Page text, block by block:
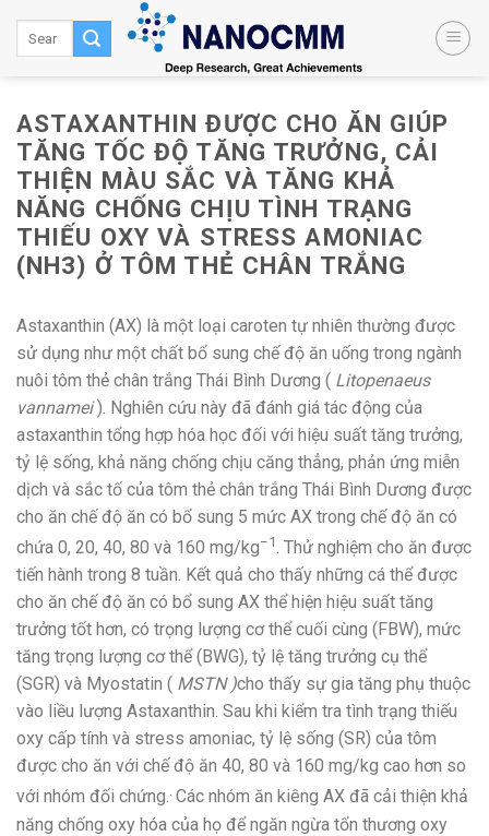
ASTAXANTHIN ĐƯỢC CHO ĂN GIÚP
TĂNG TỐC ĐỘ TĂNG TRƯỞNG, CẢI
THIỆN MÀU SẮC VÀ TĂNG KHẢ
NĂNG CHỐNG CHỊU TÌNH TRẠNG
THIẾU OXY VÀ STRESS AMONIAC
(NH3) Ở TÔM THẺ CHÂN TRẮNG
Astaxanthin (AX) là một loại caroten tự nhiên thường được
sử dụng như một chất bổ sung chế độ ăn uống trong ngành
nuôi tôm thẻ chân trắng Thái Bình Dương ( Litopenaeus
vannamei). Nghiên cứu này đã đánh giá tác động của
astaxanthin tổng hợp hóa học đối với hiệu suất tăng trưởng,
tỷ lệ sống, khả năng chống chịu căng thẳng, phản ứng miễn
dịch và sắc tố của tôm thẻ chân trắng Thái Bình Dương được
cho ăn chế độ ăn có bổ sung 5 mức AX trong chế độ ăn có
chứa 0, 20, 40, 80 và 160 mg/kg−1. Thử nghiệm cho ăn được
tiến hành trong 8 tuần. Kết quả cho thấy những cá thể được
cho ăn chế độ ăn có bổ sung AX thể hiện hiệu suất tăng
trưởng tốt hơn, có trọng lượng cơ thể cuối cùng (FBW), mức
tăng trọng lượng cơ thể (BWG), tỷ lệ tăng trưởng cụ thể
(SGR) và Myostatin ( MSTN )cho thấy sự gia tăng phụ thuộc
vào liều lượng Astaxanthin. Sau khi kiểm tra tình trạng thiếu
oxy cấp tính và stress amoniac, tỷ lệ sống (SR) của tôm
được cho ăn với chế độ ăn 40, 80 và 160 mg/kg cao hơn so
với nhóm đối chứng.. Các nhóm ăn kiêng AX đã cải thiện khả
năng chống oxy hóa của họ để ngăn ngừa tổn thương oxy